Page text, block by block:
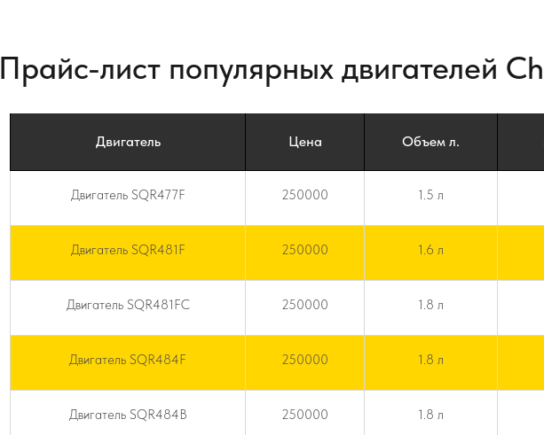
Прайс-лист популярных двигателей
Двигатель Цена Объем л.
Двигатель SQR477F 250000 1.5 л
Двигатель SQR481F 250000 1.6 л
Двигатель SQR481FC 250000 1.8 л
Двигатель SQR484F 250000 1.8 л
Двигатель SQR484B 250000 1.8 л